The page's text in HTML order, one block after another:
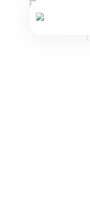
Общежития